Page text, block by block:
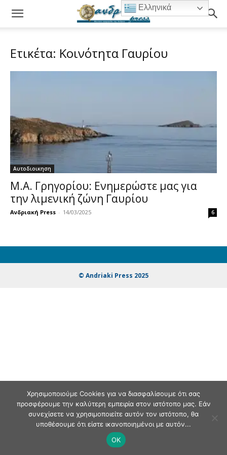
Ετικέτα: Κοινότητα Γαυρίου
Αυτοδιοικηση
Μ.Α. Γρηγορίου: Ενημερώστε μας για
την λιμενική ζώνη Γαυρίου
Ανδριακή Press - 14/03/2025 6
© Andriaki Press 2025
Ελληνικά
Χρησιμοποιούμε Cookies για να διασφαλίσουμε ότι σας
προσφέρουμε την καλύτερη εμπειρία στον ιστότοπο μας. Εάν
συνεχίσετε να χρησιμοποιείτε αυτόν τον ιστότοπο, θα
υποθέσουμε ότι είστε ικανοποιημένοι με αυτόν...
OK